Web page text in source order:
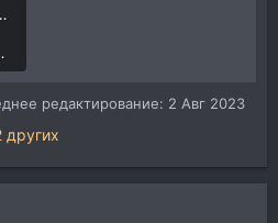
2.912
редактирование: 2 Авг 2023
других